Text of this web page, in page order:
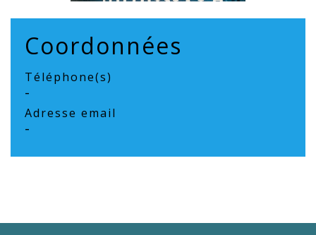
Coordonnées
Téléphone(s)
-
Adresse email
-